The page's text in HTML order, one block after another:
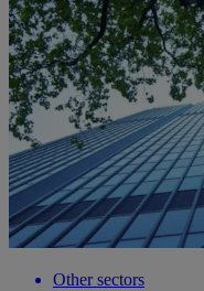
Other sectors